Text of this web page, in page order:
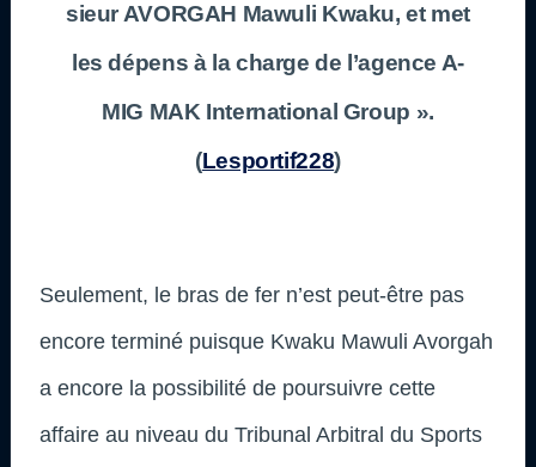
sieur AVORGAH Mawuli Kwaku, et met
les dépens à la charge de l’agence A-
MIG MAK International Group ».
(Lesportif228)
Seulement, le bras de fer n’est peut-être pas
encore terminé puisque Kwaku Mawuli Avorgah
a encore la possibilité de poursuivre cette
affaire au niveau du Tribunal Arbitral du Sports